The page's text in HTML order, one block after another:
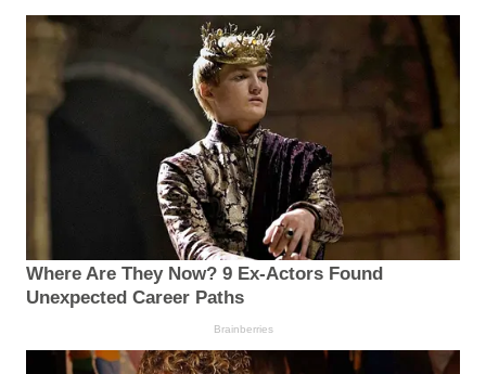
Where Are They Now? 9 Ex-Actors Found
Unexpected Career Paths
Brainberries